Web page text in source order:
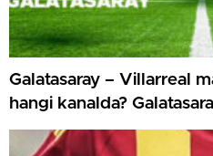
Galatasaray – Villarreal
hangi kanalda?
maçı canlı izle